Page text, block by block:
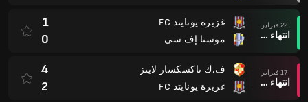
22 فبراير
انتهاء وقت المباراة
غزيرة يونايتد FC
موستا إف سي
1
0
17 فبراير
انتهاء وقت المباراة
ف.ك ناكسكسار لاينز
غزيرة يونايتد FC
4
2